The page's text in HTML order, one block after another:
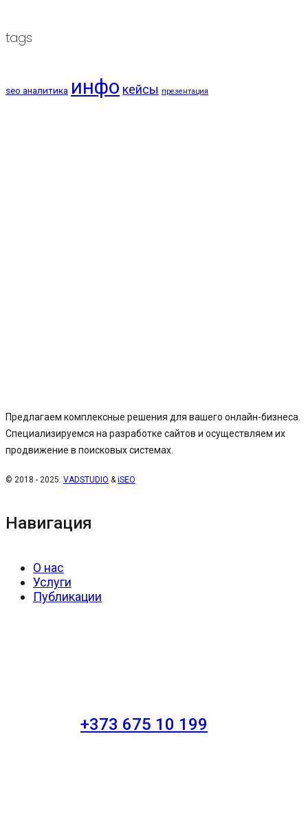
tags
seo аналитика инфо кейсы презентация
Предлагаем комплексные решения для вашего онлайн-бизнеса.
Специализируемся на разработке сайтов и осуществляем их
продвижение в поисковых системах.
© 2018 - 2025. VADSTUDIO &iSEO
Навигация
О нас
Услуги
Публикации
+373 675 10 199